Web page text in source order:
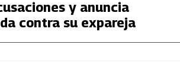
y anuncia
contra su expareja